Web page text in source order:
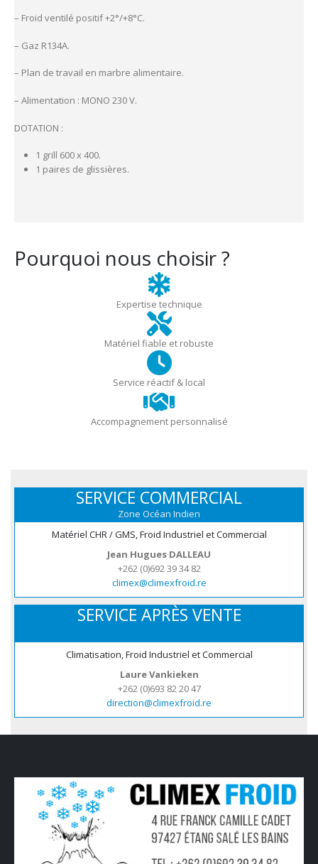
– Froid ventilé positif +2°/+8°C.
– Gaz R134A.
– Plan de travail en marbre alimentaire.
– Alimentation : MONO 230 V.
DOTATION :
1 grill 600 x 400.
1 paires de glissières.
Pourquoi nous choisir ?
Expertise technique
Matériel fiable et robuste
Service réactif & local
Accompagnement personnalisé
SERVICE COMMERCIAL
Zone Océan Indien
Matériel CHR / GMS, Froid Industriel et Commercial
Jean Hugues DALLEAU
+262 (0)692 39 34 82
climex@climexfroid.re
SERVICE APRÈS VENTE
Climatisation, Froid Industriel et Commercial
Laure Vankieken
+262 (0)693 82 20 47
direction@climexfroid.re